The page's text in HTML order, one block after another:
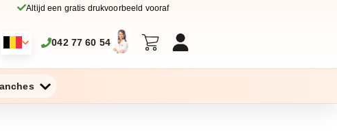
Altijd een gratis drukvoorbeeld vooraf
042 77 60 54